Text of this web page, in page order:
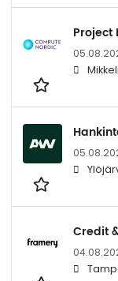
Project
Credit